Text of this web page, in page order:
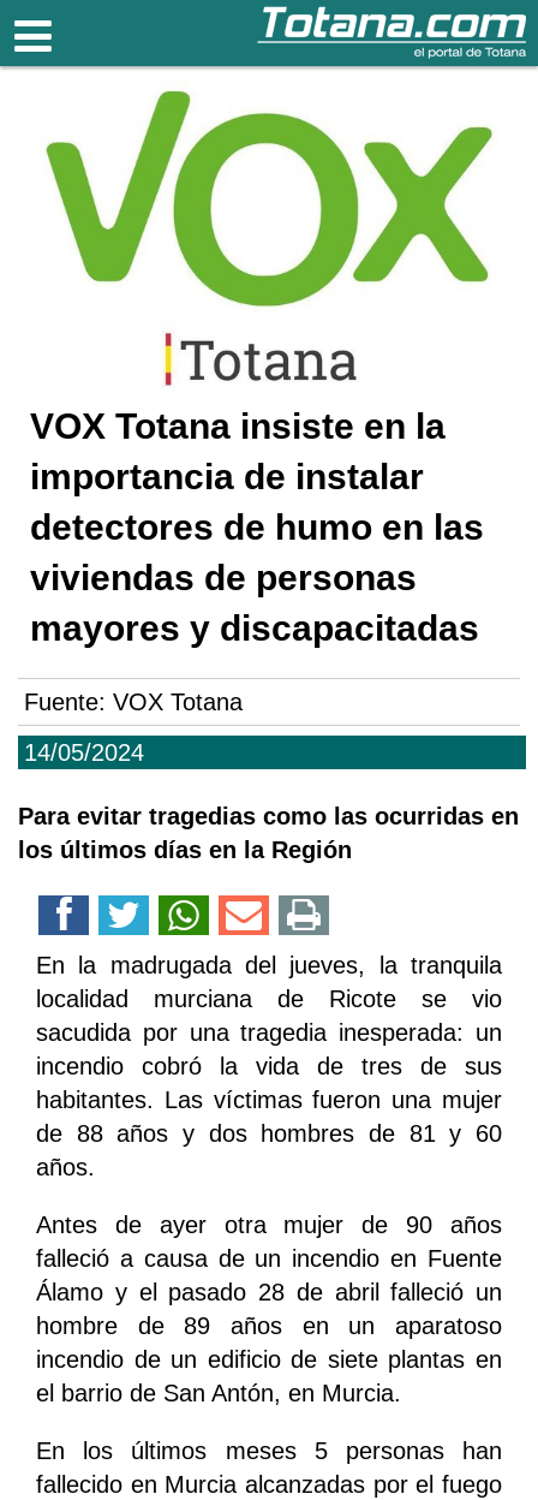
Totana.com
14/05/2024
VOX Totana insiste en la
importancia de instalar
detectores de humo en las
viviendas de personas
mayores y discapacitadas
Fuente: VOX Totana
Para evitar tragedias como las ocurridas en
los últimos días en la Región
En la madrugada del jueves, la tranquila
localidad murciana de Ricote se vio
sacudida por una tragedia inesperada: un
incendio cobró la vida de tres de sus
habitantes. Las víctimas fueron una mujer
de 88 años y dos hombres de 81 y 60
años.
Antes de ayer otra mujer de 90 años
falleció a causa de un incendio en Fuente
Álamo y el pasado 28 de abril falleció un
hombre de 89 años en un aparatoso
incendio de un edificio de siete plantas en
el barrio de San Antón, en Murcia.
En los últimos meses 5 personas han
fallecido en Murcia alcanzadas por el fuego